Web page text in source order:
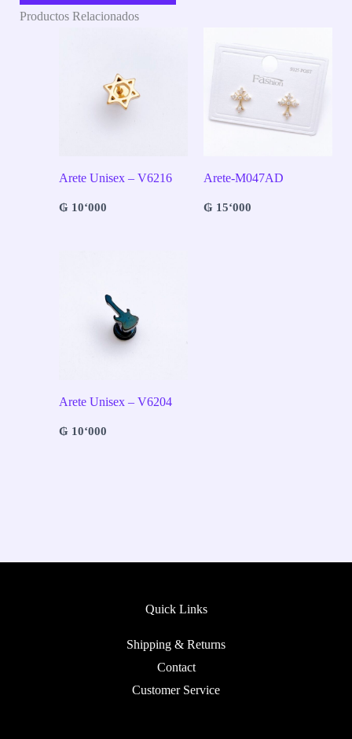
Productos Relacionados
Arete Unisex – V6216
₲10‘000
Arete-M047AD
₲15‘000
Arete Unisex – V6204
₲10‘000
Quick Links
Shipping & Returns
Contact
Customer Service